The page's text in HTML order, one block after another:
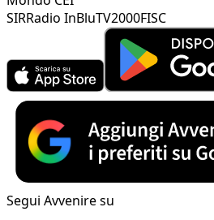
SIRRadio InBluTV2000FISC
Segui Avvenire su